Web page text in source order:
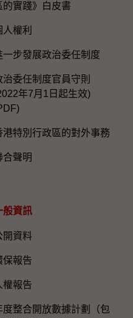
的實踐》白皮書
人權利
一步發展政治委任制度
治委任制度官員守則
年7月1日起生效)
港特別行政區的對外事務
合聲明
般資訊​
開資料
保報告
權報告
度整合開放數據計劃（包